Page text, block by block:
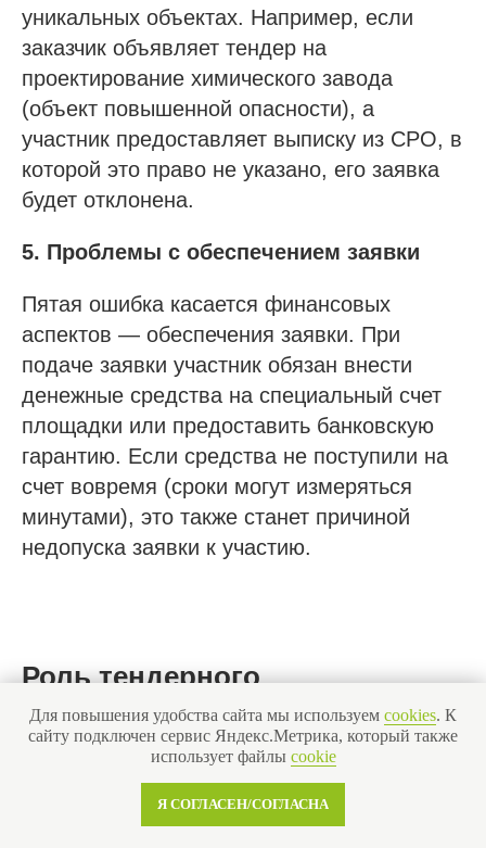
Для повышения удобства сайта мы используем cookies. К
сайту подключен сервис Яндекс.Метрика, который также
использует файлы cookie
Я СОГЛАСЕН/СОГЛАСНА
уникальных объектах. Например, если
заказчик объявляет тендер на
проектирование химического завода
(объект повышенной опасности), а
участник предоставляет выписку из СРО, в
которой это право не указано, его заявка
будет отклонена.
5. Проблемы с обеспечением заявки
Пятая ошибка касается финансовых
аспектов — обеспечения заявки. При
подаче заявки участник обязан внести
денежные средства на специальный счет
площадки или предоставить банковскую
гарантию. Если средства не поступили на
счет вовремя (сроки могут измеряться
минутами), это также станет причиной
недопуска заявки к участию.
Роль тендерного
сопровождения для
проектных и изыскательских
организаций
Услуги
Строительно-монтажные СРО
Проектные СРО
Изыскания СРО
Специалисты НРС для СРО
Покупка готовой компании (ООО)
Продажа готовой компании (ООО)
Получить аккредитацию ФКР
Пройти отбор на тендеры в ФКР
Актуальные отборы ФКР в вашем регионе
Гарантии
Доп услуги
Лицензии